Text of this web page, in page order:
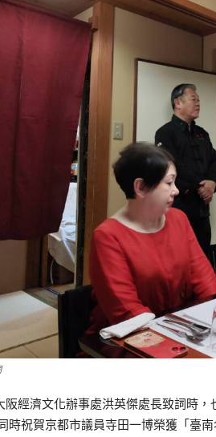
阪經濟文化辦事處洪英傑處長致詞時
時祝賀京都市議員寺田一博榮獲「臺